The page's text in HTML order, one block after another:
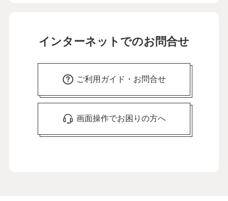
インターネットでのお問合せ
ご利用ガイド・お問合せ
画面操作でお困りの方へ